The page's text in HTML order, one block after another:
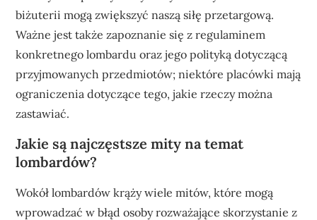
biżuterii mogą zwiększyć naszą siłę przetargową.
Ważne jest także zapoznanie się z regulaminem
konkretnego lombardu oraz jego polityką dotyczącą
przyjmowanych przedmiotów; niektóre placówki mają
ograniczenia dotyczące tego, jakie rzeczy można
zastawiać.
Jakie są najczęstsze mity na temat
lombardów?
Wokół lombardów krąży wiele mitów, które mogą
wprowadzać w błąd osoby rozważające skorzystanie z